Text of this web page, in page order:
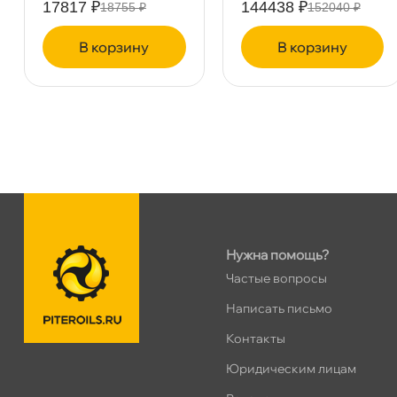
17817 ₽18755 ₽
корзину
144438 ₽152040 ₽
корзину
ПН–ВС10:00 – 21:00
Сегодня, бесплатно
Таллинское ш. 159 (Лента)
0 шт
пр.Просвещения 72
Нужна помощь?
Частые вопросы
Написать письмо
Контакты
Юридическим лицам